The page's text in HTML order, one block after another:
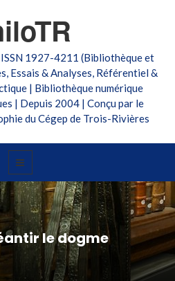
1927-4211 (Bibliothèque et
Essais & Analyses, Référentiel &
| Bibliothèque numérique
| Depuis 2004 | Conçu par le
du Cégep de Trois-Rivières
le dogme